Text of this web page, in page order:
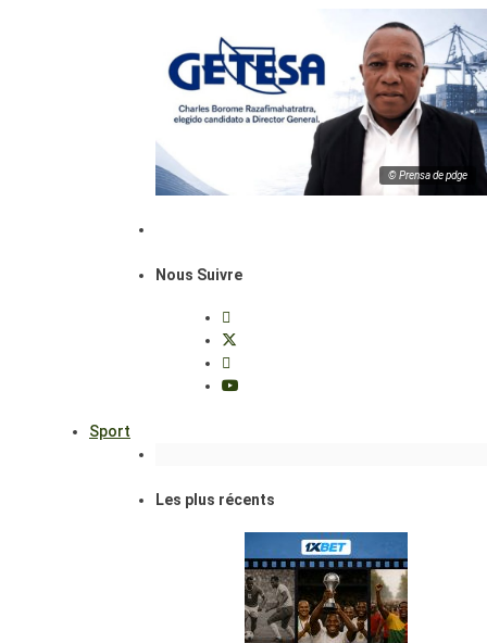
© Prensa de pdge
Nous Suivre
Sport
Les plus récents